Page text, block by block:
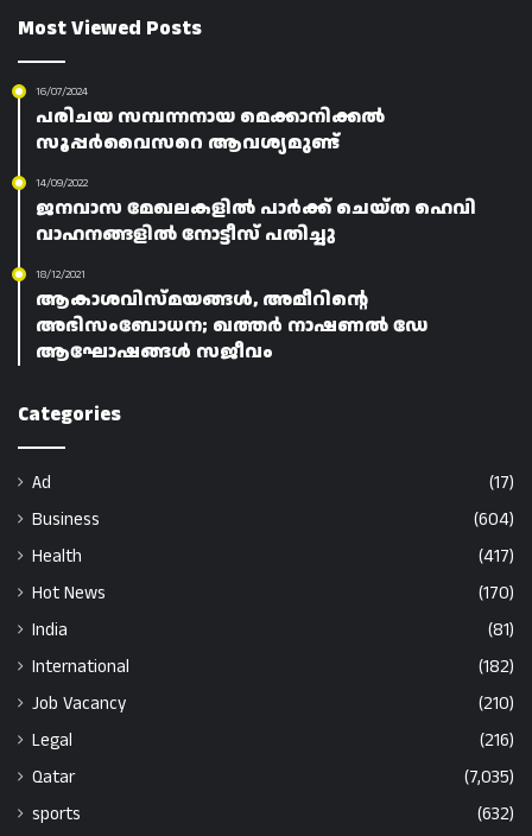
Most Viewed Posts
16/07/2024
പരിചയ സമ്പന്നനായ മെക്കാനിക്കൽ
സൂപ്പർവൈസറെ ആവശ്യമുണ്ട്
14/09/2022
ജനവാസ മേഖലകളിൽ പാർക്ക് ചെയ്ത ഹെവി
വാഹനങ്ങളിൽ നോട്ടീസ് പതിച്ചു
18/12/2021
ആകാശവിസ്മയങ്ങൾ, അമീറിന്റെ
അഭിസംബോധന; ഖത്തർ നാഷണൽ ഡേ
ആഘോഷങ്ങൾ സജീവം
Categories
Ad
(17)
Business
(604)
Health
(417)
Hot News
(170)
India
(81)
International
(182)
Job Vacancy
(210)
Legal
(216)
Qatar
(7,035)
sports
(632)